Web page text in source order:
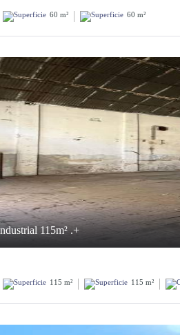
60 m² 60 m²
115m² .+
115 m² 115 m²